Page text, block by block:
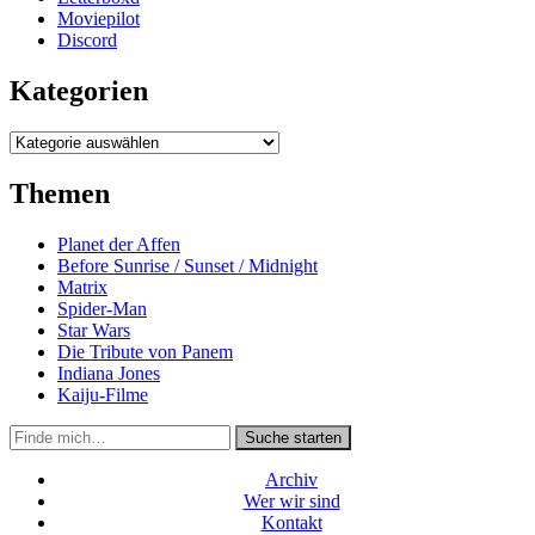
Moviepilot
Discord
Kategorien
Kategorien
Themen
Planet der Affen
Before Sunrise / Sunset / Midnight
Matrix
Spider-Man
Star Wars
Die Tribute von Panem
Indiana Jones
Kaiju-Filme
Suche
in
https://secondunit-
podcast.de/
Suche starten
Archiv
Wer wir sind
Kontakt